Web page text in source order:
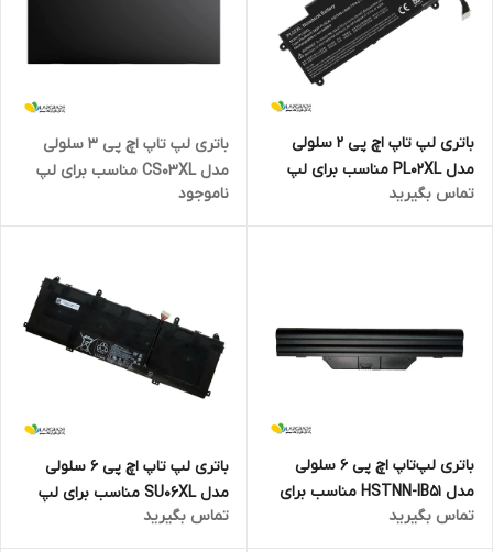
باتری لپ تاپ اچ پی 2 سلولی
مدل PL02XL مناسب برای لپ
تاپ Pavilion 11-N X360
تماس بگیرید
باتری لپ تاپ اچ پی 3 سلولی
مدل CS03XL مناسب برای لپ
تاپ HP Elitebook
745/755/840/848/850 G3 G4
ناموجود
باتری لپ‌تاپ اچ پی 6 سلولی
مدل HSTNN-IB51 مناسب برای
لپ‌تاپ COMPAQ 6830S
تماس بگیرید
باتری لپ تاپ اچ پی 6 سلولی
مدل SU06XL مناسب برای لپ
تاپ Spectre X360 Convertible
15-DF
تماس بگیرید